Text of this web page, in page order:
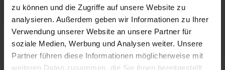
zu können und die Zugriffe auf unsere Website zu
analysieren. Außerdem geben wir Informationen zu Ihrer
Verwendung unserer Website an unsere Partner für
soziale Medien, Werbung und Analysen weiter. Unsere
Partner führen diese Informationen möglicherweise mit
weiteren Daten zusammen, die Sie ihnen bereitgestellt
All the love
€3.99